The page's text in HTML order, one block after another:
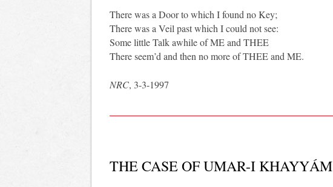
There was a Door to which I found no Key;
There was a Veil past which I could not see:
Some little Talk awhile of ME and THEE
There seem’d and then no more of THEE and ME.
NRC, 3-3-1997
THE CASE OF UMAR-I KHAYYÁM